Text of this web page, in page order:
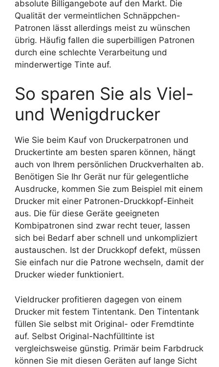
absolute Billigangebote auf den Markt. Die
Qualität der vermeintlichen Schnäppchen-
Patronen lässt allerdings meist zu wünschen
übrig. Häufig fallen die superbilligen Patronen
durch eine schlechte Verarbeitung und
minderwertige Tinte auf.
So sparen Sie als Viel-
und Wenigdrucker
Wie Sie beim Kauf von Druckerpatronen und
Druckertinte am besten sparen können, hängt
auch von Ihrem persönlichen Druckverhalten ab.
Benötigen Sie Ihr Gerät nur für gelegentliche
Ausdrucke, kommen Sie zum Beispiel mit einem
Drucker mit einer Patronen-Druckkopf-Einheit
aus. Die für diese Geräte geeigneten
Kombipatronen sind zwar recht teuer, lassen
sich bei Bedarf aber schnell und unkompliziert
austauschen. Ist der Druckkopf defekt, müssen
Sie einfach nur die Patrone wechseln, damit der
Drucker wieder funktioniert.
Vieldrucker profitieren dagegen von einem
Drucker mit festem Tintentank. Den Tintentank
füllen Sie selbst mit Original- oder Fremdtinte
auf. Selbst Original-Nachfülltinte ist
vergleichsweise günstig. Primär beim Farbdruck
können Sie mit diesen Geräten auf lange Sicht